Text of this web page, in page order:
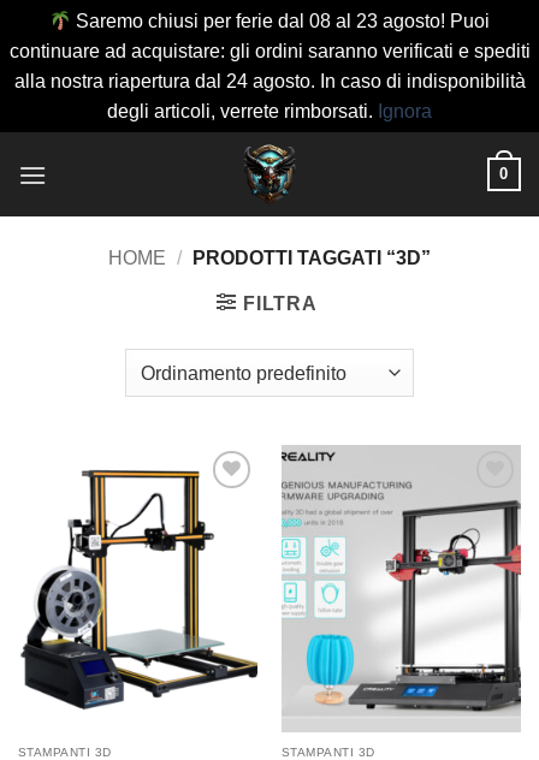
Saremo chiusi per ferie dal 08 al 23 agosto! Puoi
continuare ad acquistare: gli ordini saranno verificati e spediti
alla nostra riapertura dal 24 agosto. In caso di indisponibilità
degli articoli, verrete rimborsati. Ignora
0
HOME / PRODOTTI TAGGATI “3D”
FILTRA
alla lista
dei
STAMPANTI 3D
Aggiungi
dei
desideri
STAMPANTI 3D